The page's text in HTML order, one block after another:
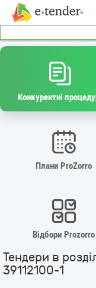
Конкурентні
Плани ProZorro
Відбори Prozorro
Тендери в
39112100-1